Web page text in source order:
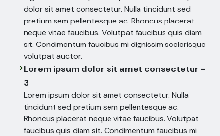
dolor sit amet consectetur. Nulla tincidunt sed
pretium sem pellentesque ac. Rhoncus placerat
neque vitae faucibus. Volutpat faucibus quis diam
sit. Condimentum faucibus mi dignissim scelerisque
volutpat auctor.
Lorem ipsum dolor sit amet consectetur -
3
Lorem ipsum dolor sit amet consectetur. Nulla
tincidunt sed pretium sem pellentesque ac.
Rhoncus placerat neque vitae faucibus. Volutpat
faucibus quis diam sit. Condimentum faucibus mi